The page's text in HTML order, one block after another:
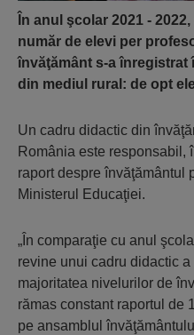
În anul şcolar 2021 -
număr de elevi per
învăţământ s-a înregistrat
din mediul rural: de opt
Un cadru didactic din
Româ­nia este responsabil,
raport despre învăţământul
Ministerul Educaţiei.
„În comparaţie cu anul
revine unui cadru didactic
majoritatea nivelurilor de
rămas constant raportul de
pe ansamblul